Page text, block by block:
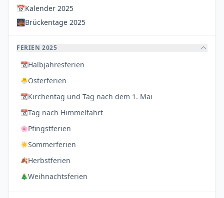
📅Kalender 2025
🌉Brückentage 2025
FERIEN 2025
📆Halbjahresferien
🐣Osterferien
📆Kirchentag und Tag nach dem 1. Mai
📆Tag nach Himmelfahrt
🌸Pfingstferien
☀️Sommerferien
🍂Herbstferien
🎄Weihnachtsferien